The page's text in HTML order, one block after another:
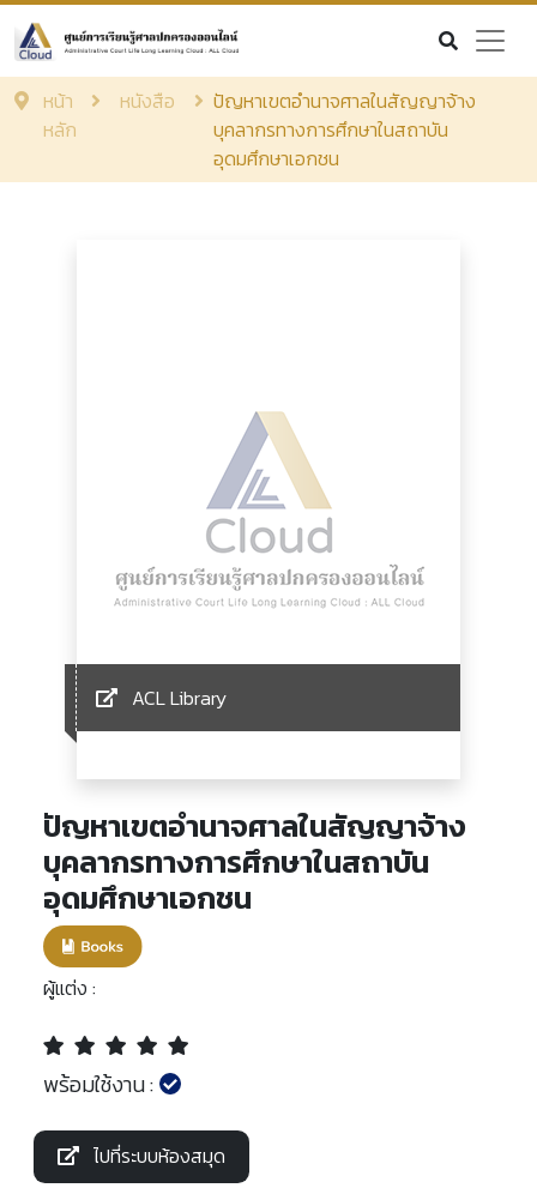
หน้า
หลัก
หนังสือ
ปัญหาเขตอำนาจศาลในสัญญาจ้าง
บุคลากรทางการศึกษาในสถาบัน
อุดมศึกษาเอกชน
ACL Library
ปัญหาเขตอำนาจศาลในสัญญาจ้าง
บุคลากรทางการศึกษาในสถาบัน
อุดมศึกษาเอกชน
ผู้แต่ง :
พร้อมใช้งาน :
ไปที่ระบบห้องสมุด